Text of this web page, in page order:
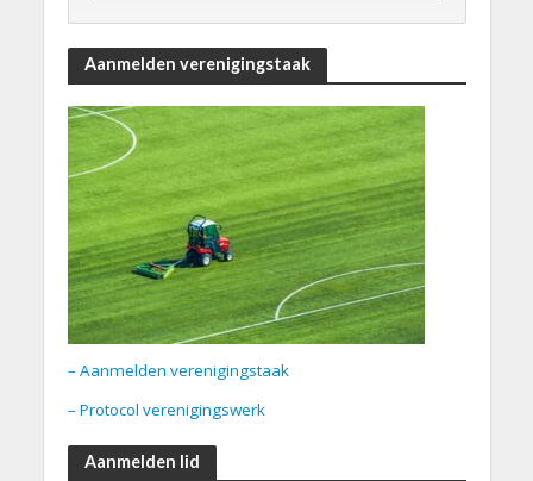
Aanmelden verenigingstaak
– Aanmelden verenigingstaak
– Protocol verenigingswerk
Aanmelden lid